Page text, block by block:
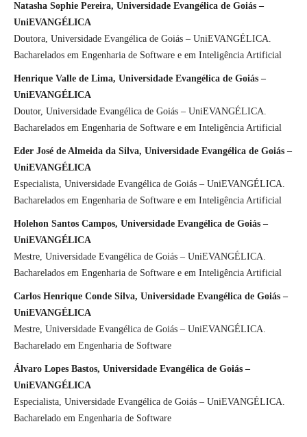
Natasha Sophie Pereira, Universidade Evangélica de Goiás –
UniEVANGÉLICA
Doutora, Universidade Evangélica de Goiás – UniEVANGÉLICA.
Bacharelados em Engenharia de Software e em Inteligência Artificial
Henrique Valle de Lima, Universidade Evangélica de Goiás –
UniEVANGÉLICA
Doutor, Universidade Evangélica de Goiás – UniEVANGÉLICA.
Bacharelados em Engenharia de Software e em Inteligência Artificial
Eder José de Almeida da Silva, Universidade Evangélica de Goiás –
UniEVANGÉLICA
Especialista, Universidade Evangélica de Goiás – UniEVANGÉLICA.
Bacharelados em Engenharia de Software e em Inteligência Artificial
Holehon Santos Campos, Universidade Evangélica de Goiás –
UniEVANGÉLICA
Mestre, Universidade Evangélica de Goiás – UniEVANGÉLICA.
Bacharelados em Engenharia de Software e em Inteligência Artificial
Carlos Henrique Conde Silva, Universidade Evangélica de Goiás –
UniEVANGÉLICA
Mestre, Universidade Evangélica de Goiás – UniEVANGÉLICA.
Bacharelado em Engenharia de Software
Álvaro Lopes Bastos, Universidade Evangélica de Goiás –
UniEVANGÉLICA
Especialista, Universidade Evangélica de Goiás – UniEVANGÉLICA.
Bacharelado em Engenharia de Software